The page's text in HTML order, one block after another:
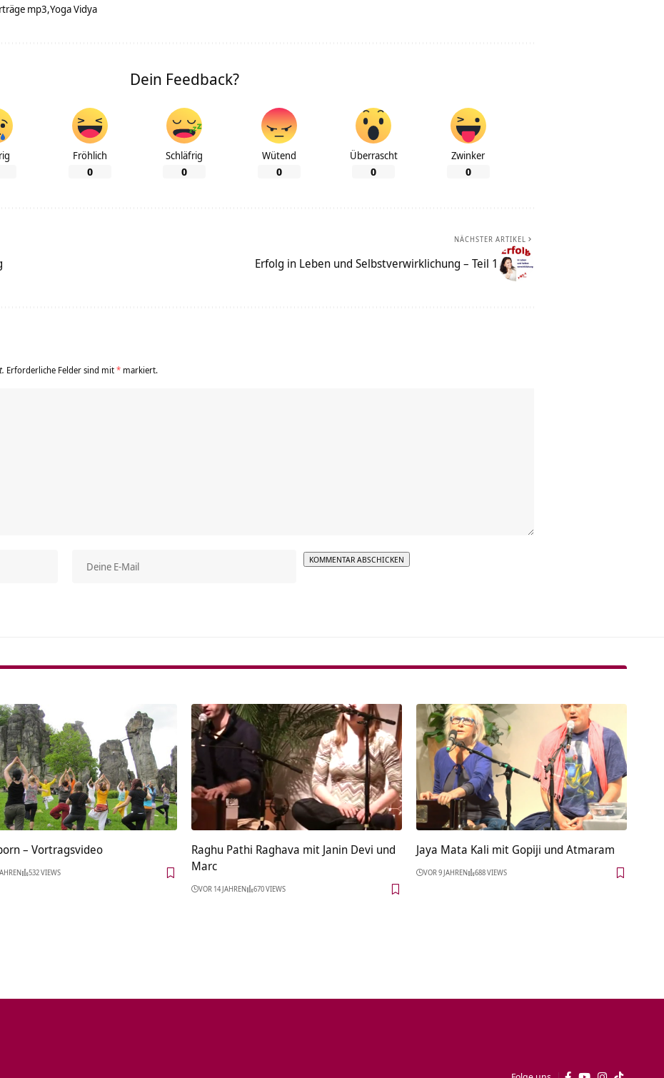
mp3 Yoga Vidya
Dein Feedback?
Fröhlich
0
Schläfrig
0
Wütend
0
Überrascht
0
Zwinker
0
NÄCHSTER ARTIKEL
Erfolg in Leben und Selbstverwirklichung – Teil 1
Erforderliche Felder sind mit* markiert.
Paderborn‏‎ – Vortragsvideo
532 VIEWS
Raghu Pathi Raghava mit Janin Devi und
Marc
VOR 14 JAHREN 670 VIEWS
Jaya Mata Kali mit Gopiji und Atmaram
VOR 9 JAHREN 688 VIEWS